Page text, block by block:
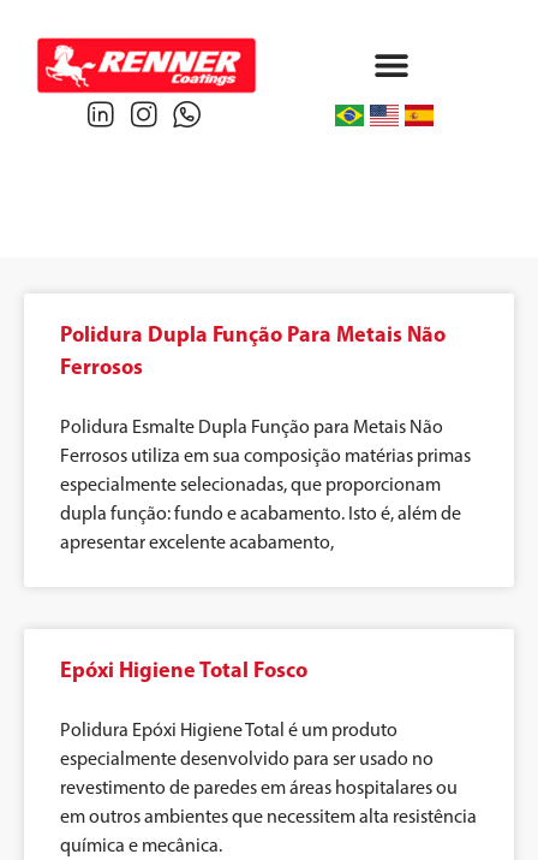
Polidura Dupla Função Para Metais Não
Ferrosos
Polidura Esmalte Dupla Função para Metais Não
Ferrosos utiliza em sua composição matérias primas
especialmente selecionadas, que proporcionam
dupla função: fundo e acabamento. Isto é, além de
apresentar excelente acabamento,
Epóxi Higiene Total Fosco
Polidura Epóxi Higiene Total é um produto
especialmente desenvolvido para ser usado no
revestimento de paredes em áreas hospitalares ou
em outros ambientes que necessitem alta resistência
química e mecânica.